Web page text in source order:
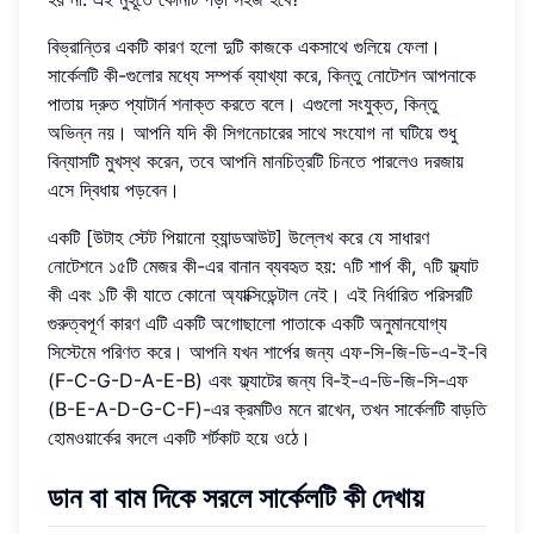
বিভ্রান্তির একটি কারণ হলো দুটি কাজকে একসাথে গুলিয়ে ফেলা।
সার্কেলটি কী-গুলোর মধ্যে সম্পর্ক ব্যাখ্যা করে, কিন্তু নোটেশন আপনাকে
পাতায় দ্রুত প্যাটার্ন শনাক্ত করতে বলে। এগুলো সংযুক্ত, কিন্তু
অভিন্ন নয়। আপনি যদি কী সিগনেচারের সাথে সংযোগ না ঘটিয়ে শুধু
বিন্যাসটি মুখস্থ করেন, তবে আপনি মানচিত্রটি চিনতে পারলেও দরজায়
এসে দ্বিধায় পড়বেন।
একটি [উটাহ স্টেট পিয়ানো হ্যান্ডআউট] উল্লেখ করে যে সাধারণ
নোটেশনে ১৫টি মেজর কী-এর বানান ব্যবহৃত হয়: ৭টি শার্প কী, ৭টি ফ্ল্যাট
কী এবং ১টি কী যাতে কোনো অ্যাক্সিডেন্টাল নেই। এই নির্ধারিত পরিসরটি
গুরুত্বপূর্ণ কারণ এটি একটি অগোছালো পাতাকে একটি অনুমানযোগ্য
সিস্টেমে পরিণত করে। আপনি যখন শার্পের জন্য এফ-সি-জি-ডি-এ-ই-বি
(F-C-G-D-A-E-B) এবং ফ্ল্যাটের জন্য বি-ই-এ-ডি-জি-সি-এফ
(B-E-A-D-G-C-F)-এর ক্রমটিও মনে রাখেন, তখন সার্কেলটি বাড়তি
হোমওয়ার্কের বদলে একটি শর্টকাট হয়ে ওঠে।
ডান বা বাম দিকে সরলে সার্কেলটি কী দেখায়